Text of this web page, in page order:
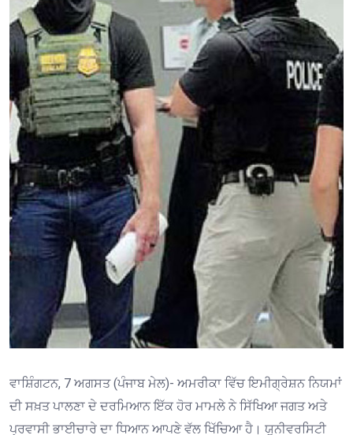
ਵਾਸ਼ਿੰਗਟਨ, 7 ਅਗਸਤ (ਪੰਜਾਬ ਮੇਲ)- ਅਮਰੀਕਾ ਵਿੱਚ ਇਮੀਗ੍ਰੇਸ਼ਨ ਨਿਯਮਾਂ
ਦੀ ਸਖ਼ਤ ਪਾਲਣਾ ਦੇ ਦਰਮਿਆਨ ਇੱਕ ਹੋਰ ਮਾਮਲੇ ਨੇ ਸਿੱਖਿਆ ਜਗਤ ਅਤੇ
ਪ੍ਰਵਾਸੀ ਭਾਈਚਾਰੇ ਦਾ ਧਿਆਨ ਆਪਣੇ ਵੱਲ ਖਿੱਚਿਆ ਹੈ। ਯੂਨੀਵਰਸਿਟੀ